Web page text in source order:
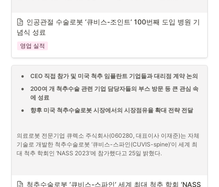
[사진 1] ‘큐비스-조인트 100번째 도입 병원’ 기념식
•
사진설명 : 이준영 대표원장(좌측 세번째), 이관형 이사(우측 두번
째) 및 신가병원 관계자들이 기념촬영을 하고 있다.
인공관절 수술로봇 ‘큐비스-조인트’ 100번째 도입 병원 기
념식 성료
영업 실적
• CEO 직접 참가 및 미국 척추 임플란트 기업들과 대리점 계약 논의
•
200여 개 척추수술 관련 기업 담당자들의 부스 방문 등 큰 관심 속
에 성료
• 향후 미국 척추수술로봇 시장에서의 시장점유율 확대 전략 전달
의료로봇 전문기업 큐렉소 주식회사(060280, 대표이사 이재준)는 자체
기술로 개발한 척추수술로봇 ‘큐비스-스파인(CUVIS-spine)’이 세계 최
대 척추 학회인 ‘NASS 2023’에 참가했다고 25일 밝혔다.
척추수술로봇 ‘큐비스-스파인’ 세계 최대 척추 학회 ‘NASS